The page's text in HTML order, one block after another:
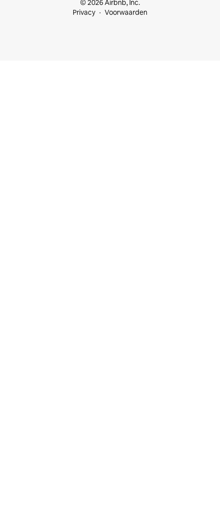
© 2026 Airbnb, Inc.
Privacy
Voorwaarden